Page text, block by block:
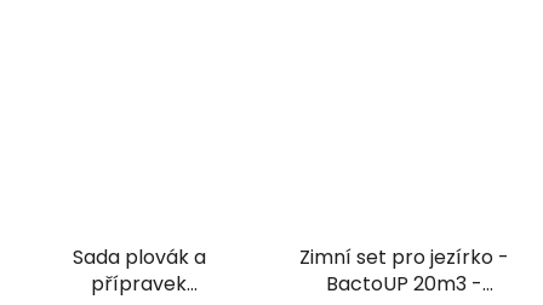
Sada plovák a
přípravek
Zimní set pro jezírko -
BactoUP 20m3 -